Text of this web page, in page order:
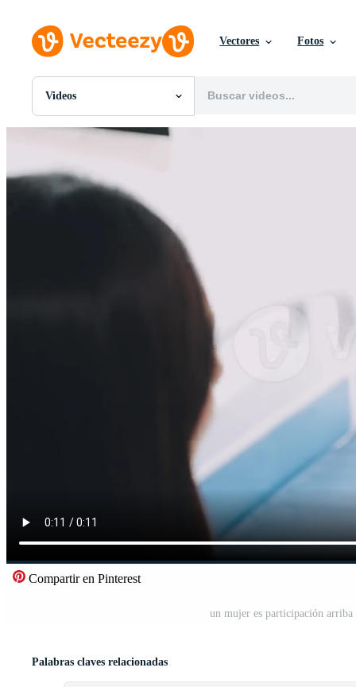
Vectores Fotos
Videos
Todas Imágenes
PSDs
SVGs
Gráficos en Movimiento
Compartir en Pinterest
un mujer es participación
Palabras claves relacionadas